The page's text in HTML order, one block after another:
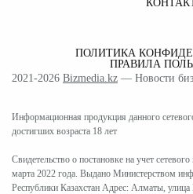
ПОЛИТИКА
ПРАВИЛА
2021-2026 Bizmedia.kz — Новости
Информационная продукция данного
достигших возраста 18 лет
Свидетельство о постановке на учет
марта 2022 года. Выдано Министерством
Республики Казахстан Адрес: Алматы,